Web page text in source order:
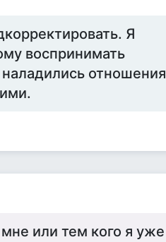
Я
воспринимать
отношения
или тем кого я уже